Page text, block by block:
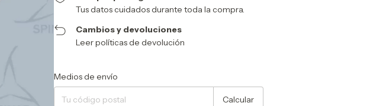
Tus datos cuidados durante toda la compra.
Cambios y devoluciones
Leer políticas de devolución
Entregas para el CP:
Medios de envío
Calcular